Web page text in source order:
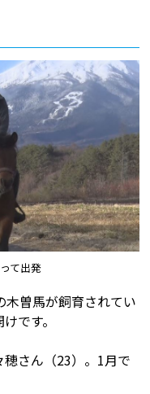
て出発
曽馬が飼育されてい
です。
さん（23）。1月で